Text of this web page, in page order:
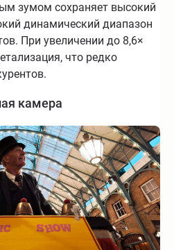
зумом сохраняет высокий
динамический диапазон
При увеличении до 8,6×
что редко
камера